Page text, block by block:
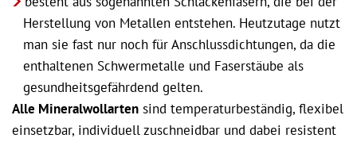
Herstellung von Metallen entstehen. Heutzutage nutzt
man sie fast nur noch für Anschlussdichtungen, da die
enthaltenen Schwermetalle und Faserstäube als
gesundheitsgefährdend gelten.
Alle Mineralwollarten sind temperaturbeständig, flexibel
einsetzbar, individuell zuschneidbar und dabei resistent